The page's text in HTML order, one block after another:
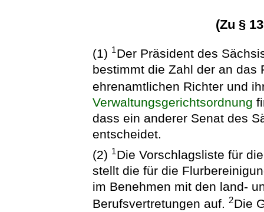
(Zu §
(1) 1Der Präsident des
bestimmt die Zahl der an das
ehrenamtlichen Richter und
Verwaltungsgerichtsordnung
dass ein anderer Senat des
entscheidet.
(2) 1Die Vorschlagsliste für
stellt die für die
im Benehmen mit den land-
Berufsvertretungen auf.2Die